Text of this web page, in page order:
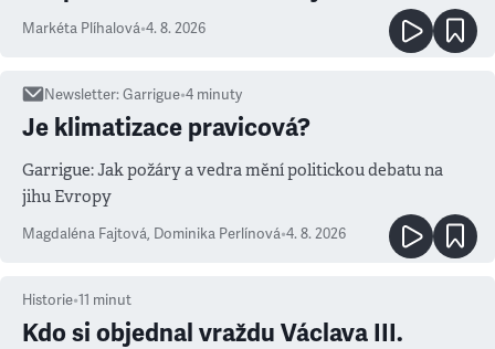
Markéta Plíhalová•4. 8. 2026
Newsletter:Garrigue•4 minuty
Je klimatizace pravicová?
Garrigue: Jak požáry a vedra mění politickou debatu na
jihu Evropy
Magdaléna Fajtová, Dominika Perlínová•4. 8. 2026
Historie•11 minut
Kdo si objednal vraždu Václava III.